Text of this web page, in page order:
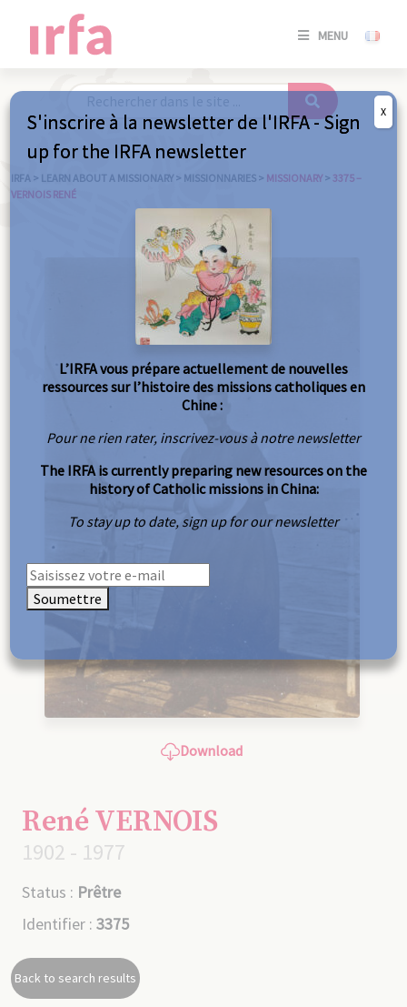
MENU
SE
/
IRFA > LEARN ABOUT A MISSIONARY > MISSIONNARIES > MISSIONARY > 3375 –
VERNOIS RENÉ
Download
René VERNOIS
1902 - 1977
Status : Prêtre
Identifier : 3375
Back to search results
S'inscrire à la newsletter de l'IRFA - Sign
up for the IRFA newsletter
L’IRFA vous prépare actuellement de nouvelles
ressources sur l’histoire des missions catholiques en
Chine :
Pour ne rien rater, inscrivez-vous à notre newsletter
The IRFA is currently preparing new resources on the
history of Catholic missions in China:
To stay up to date, sign up for our newsletter
Soumettre
X